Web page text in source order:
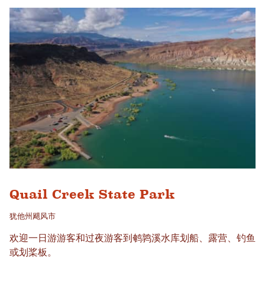
Quail Creek State Park
犹他州飓风市
欢迎一日游游客和过夜游客到鹌鹑溪水库划船、露营、钓鱼
或划桨板。